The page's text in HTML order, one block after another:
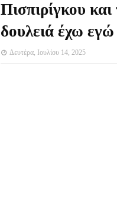
Πισπιρίγκου
δουλειά έχω
Δευτέρα, Ιουλίου 14, 2025